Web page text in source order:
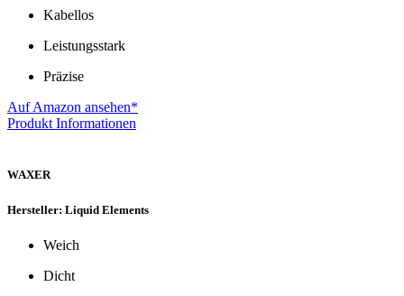
Kabellos
Leistungsstark
Präzise
Auf Amazon ansehen*
Produkt Informationen
WAXER
Hersteller: Liquid Elements
Weich
Dicht